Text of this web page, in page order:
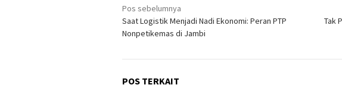
Navigasi
pos
Pos sebelumnya
Saat Logistik Menjadi Nadi Ekonomi: Peran PTP
Nonpetikemas di Jambi
Tak
POS TERKAIT